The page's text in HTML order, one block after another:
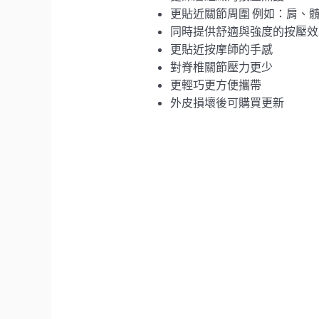
更貼近關節周圍 例如：肩、
同時提供舒適與強度的按壓
更貼近按摩師的手感
對脊椎關節壓力更少
更輕巧更方便攜帶
外皮損壞後可購買更新